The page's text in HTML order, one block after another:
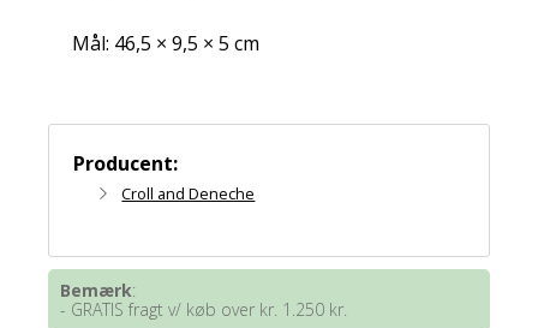
Mål: 46,5 × 9,5 × 5 cm
Producent:
Croll and Deneche
Bemærk:
- GRATIS fragt v/ køb over kr. 1.250 kr.